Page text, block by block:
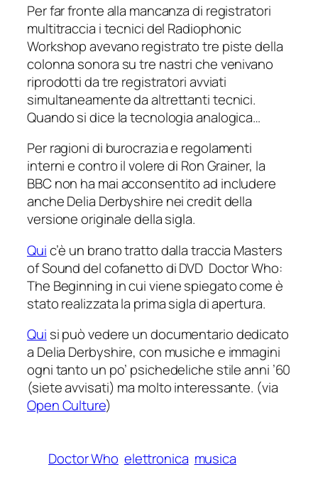
Per far fronte alla mancanza di registratori
multitraccia i tecnici del Radiophonic
Workshop avevano registrato tre piste della
colonna sonora su tre nastri che venivano
riprodotti da tre registratori avviati
simultaneamente da altrettanti tecnici.
Quando si dice la tecnologia analogica…
Per ragioni di burocrazia e regolamenti
interni e contro il volere di Ron Grainer, la
BBC non ha mai acconsentito ad includere
anche Delia Derbyshire nei credit della
versione originale della sigla.
Quic’è un brano tratto dalla traccia Masters
of Sounddel cofanetto di DVD Doctor Who:
The Beginning in cui viene spiegato come è
stato realizzata la prima sigla di apertura.
Qui si può vedere un documentario dedicato
a Delia Derbyshire, con musiche e immagini
ogni tanto un po’ psichedeliche stile anni ’60
(siete avvisati) ma molto interessante. (via
Open Culture)
Doctor Who elettronica musica